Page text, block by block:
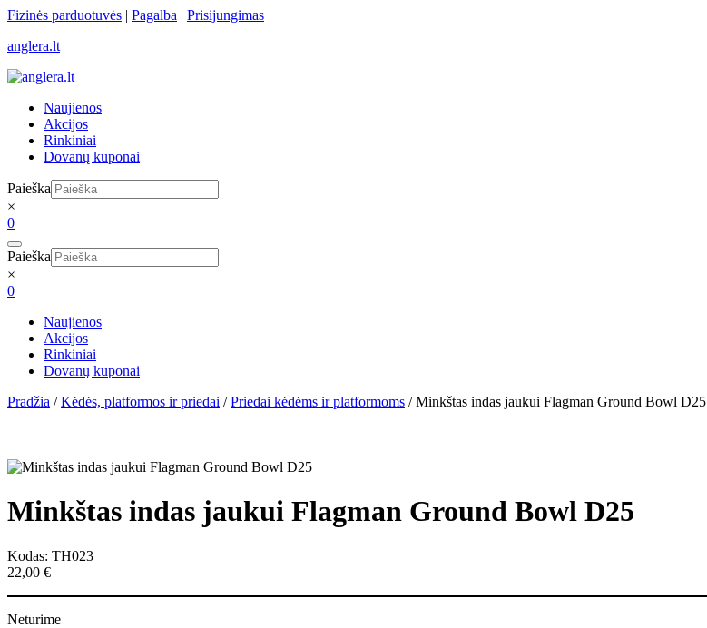
Skip
content
Fizinės parduotuvės | Pagalba | Prisijungimas
anglera.lt
Naujienos
Akcijos
Rinkiniai
Dovanų kuponai
Paieška
×
0
Paieška
×
0
Naujienos
Akcijos
Rinkiniai
Dovanų kuponai
Pradžia /Kėdės, platformos ir priedai /Priedai kėdėms ir platformoms / Minkštas indas jaukui Flagman Ground Bowl D25
Minkštas indas jaukui Flagman Ground Bowl D25
Kodas: TH023
22,00 €
Neturime